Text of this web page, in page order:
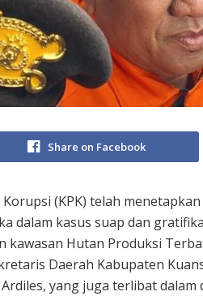
Share on Facebook
(KPK) telah
dalam kasus suap dan
kawasan Hutan Produksi
Daerah Kabupaten
yang juga terlibat dalam